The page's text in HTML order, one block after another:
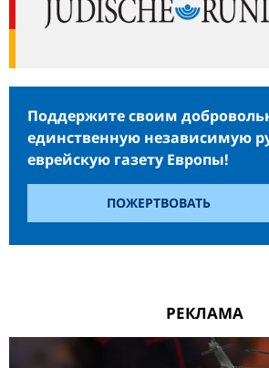
Поддержите своим
единственную независимую
еврейскую газету Европы!
ПОЖЕРТВОВАТЬ
РЕКЛАМА